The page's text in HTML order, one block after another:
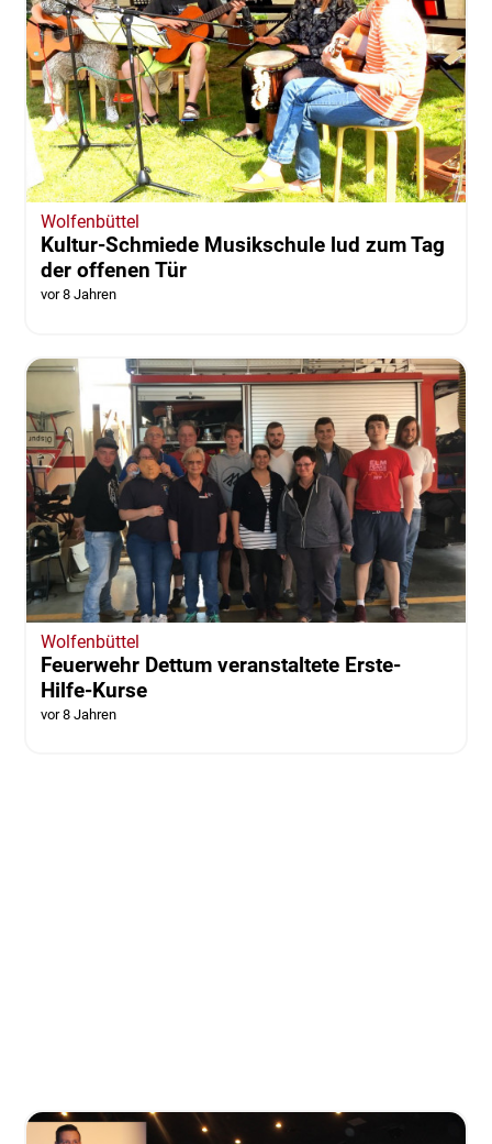
Wolfenbüttel
Kultur-Schmiede Musikschule lud zum Tag
der offenen Tür
vor 8 Jahren
Wolfenbüttel
Feuerwehr Dettum veranstaltete Erste-
Hilfe-Kurse
vor 8 Jahren